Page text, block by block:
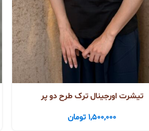
تیشرت اورجینال ترک طرح دو پر
1,500,000 تومان